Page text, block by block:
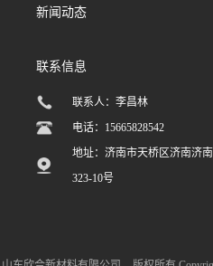
新闻动态
联系信息
联系人：李昌林
电话：15665828542
地址：济南市天桥区济南济
323-10号